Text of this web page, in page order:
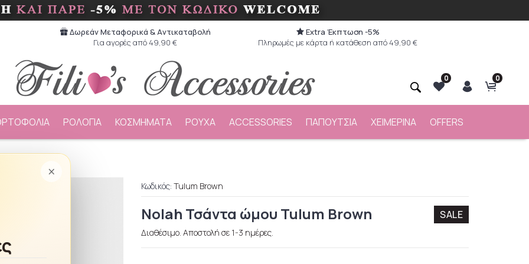
Δωρεάν Μεταφορικά & Aντικαταβολή
Για αγορές από 49,90 €
Extra Έκπτωση -5%
Πληρωμές με κάρτα ή κατάθεση από 49,90 €
0
0
ΡΟΛΟΓΙΑ ΚΟΣΜΗΜΑΤΑ ΡΟΥΧΑ ACCESSORIES ΠΑΠΟΥΤΣΙΑ ΧΕΙΜΕΡΙΝΑ OFFERS
×
Brown
Κωδικός: Tulum Brown
Nolah Τσάντα ώμου Tulum Brown SALE
Διαθέσιμο. Αποστολή σε 1-3 ημέρες.